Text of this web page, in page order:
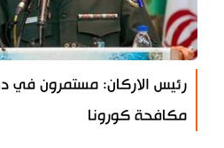
رئيس الاركان: مستمرون في
مكافحة كورونا